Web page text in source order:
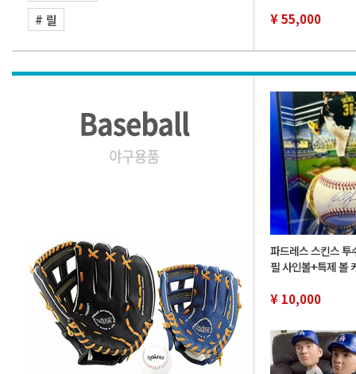
# 릴
사용품 다이와 SLP
¥ 55,000
파드레스 스킨스 투
필 사인볼+특제 볼
¥ 10,000